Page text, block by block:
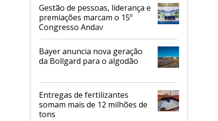
Gestão de pessoas, liderança e
premiações marcam o 15º
Congresso Andav
Bayer anuncia nova geração
da Bollgard para o algodão
Entregas de fertilizantes
somam mais de 12 milhões de
tons